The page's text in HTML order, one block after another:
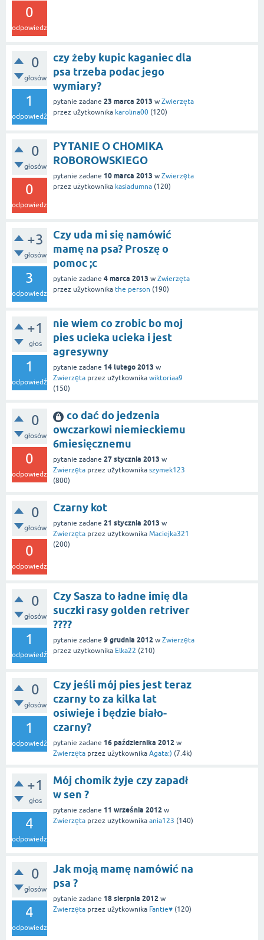
0
odpowiedzi
0
głosów
1
odpowiedź
czy żeby kupic kaganiec dla
psa trzeba podac jego
wymiary?
pytanie zadane 23 marca 2013 w Zwierzęta
przez użytkownika karolina00 (120)
0
głosów
0
odpowiedzi
PYTANIE O CHOMIKA
ROBOROWSKIEGO
pytanie zadane 10 marca 2013 w Zwierzęta
przez użytkownika kasiadumna (120)
+3
głosów
3
odpowiedzi
Czy uda mi się namówić
mamę na psa? Proszę o
pomoc ;c
pytanie zadane 4 marca 2013 w Zwierzęta
przez użytkownika the person (190)
+1
głos
1
odpowiedź
nie wiem co zrobic bo moj
pies ucieka ucieka i jest
agresywny
pytanie zadane 14 lutego 2013 w
Zwierzęta przez użytkownika wiktoriaa9
(150)
0
głosów
0
odpowiedzi
co dać do jedzenia
owczarkowi niemieckiemu
6miesięcznemu
pytanie zadane 27 stycznia 2013 w
Zwierzęta przez użytkownika szymek123
(800)
0
głosów
0
odpowiedzi
Czarny kot
pytanie zadane 21 stycznia 2013 w
Zwierzęta przez użytkownika Maciejka321
(200)
0
głosów
1
odpowiedź
Czy Sasza to ładne imię dla
suczki rasy golden retriver
????
pytanie zadane 9 grudnia 2012 w Zwierzęta
przez użytkownika Elka22 (210)
0
głosów
1
odpowiedź
Czy jeśli mój pies jest teraz
czarny to za kilka lat
osiwieje i będzie biało-
czarny?
pytanie zadane 16 października 2012 w
Zwierzęta przez użytkownika Agata:) (7.4k)
+1
głos
4
odpowiedzi
Mój chomik żyje czy zapadł
w sen ?
pytanie zadane 11 września 2012 w
Zwierzęta przez użytkownika ania123 (140)
0
głosów
4
odpowiedzi
Jak moją mamę namówić na
psa ?
pytanie zadane 18 sierpnia 2012 w
Zwierzęta przez użytkownika Fantie♥ (120)